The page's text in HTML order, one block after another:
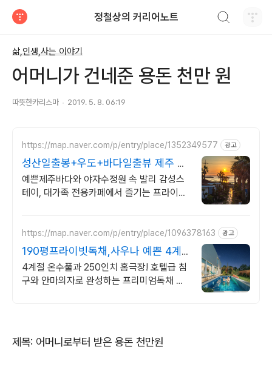
정철상의 커리어노트
삶,인생,사는 이야기
어머니가 건네준 용돈 천만 원
따뜻한카리스마 2019. 5. 8. 06:19
https://map.naver.com/p/entry/place/1352349577 광고
성산일출봉+우도+바다일출뷰 제주 속
발리, 오션뷰끝판왕
예쁜제주바다와 야자수정원 속 발리 감성스
테이, 대가족 전용카페에서 즐기는 프라이빗
https://map.naver.com/p/entry/place/1096378163 광고
190평프라이빗독채,사우나 예쁜 4계
절 온수수영장 힐링
4계절 온수풀과 250인치 홈극장! 호텔급 침
구와 안마의자로 완성하는 프리미엄독채 별
제목: 어머니로부터 받은 용돈 천만원